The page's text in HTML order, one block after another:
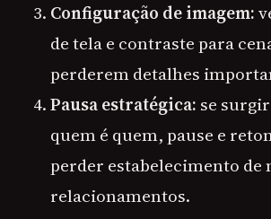
Configuração de imagem:
de tela e contraste para
perderem detalhes
Pausa estratégica: se
quem é quem, pause e
perder estabelecimento de
relacionamentos.